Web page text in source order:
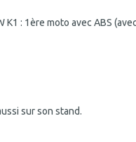
: 1ère moto avec ABS
sur son stand.